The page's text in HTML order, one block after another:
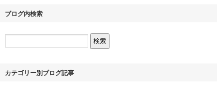
ブログ内検索
カテゴリー別ブログ記事